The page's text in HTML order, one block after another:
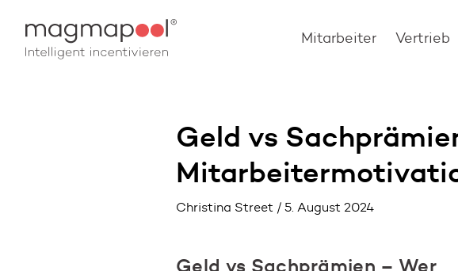
Mitarbeiter Vertrieb
Geld vs
Christina Street / 5. August 2024
Geld vs Sachprämien – Wer